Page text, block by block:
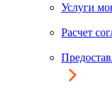
Услуги
Расчет